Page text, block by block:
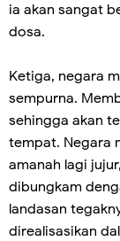
ia akan sangat
dosa.
Ketiga, negara
sempurna.
sehingga akan
tempat. Negara
amanah lagi
dibungkam
landasan
direalisasikan